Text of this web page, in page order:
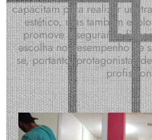
capacitam para realizar um
estético, mas também
promove a segurança
escolha no desempenho de
se, portanto, protagonistas